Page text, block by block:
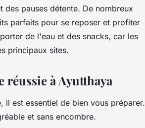
pauses détente. De nombreux
parfaits pour se reposer et profiter
de l'eau et des snacks, car les
principaux sites.
à Ayutthaya
il est essentiel de bien vous préparer.
et sans encombre.